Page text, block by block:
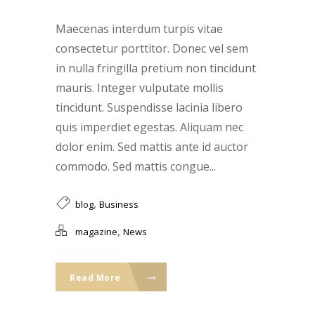
Maecenas interdum turpis vitae
consectetur porttitor. Donec vel sem
in nulla fringilla pretium non tincidunt
mauris. Integer vulputate mollis
tincidunt. Suspendisse lacinia libero
quis imperdiet egestas. Aliquam nec
dolor enim. Sed mattis ante id auctor
commodo. Sed mattis congue...
blog, Business
magazine, News
Read More